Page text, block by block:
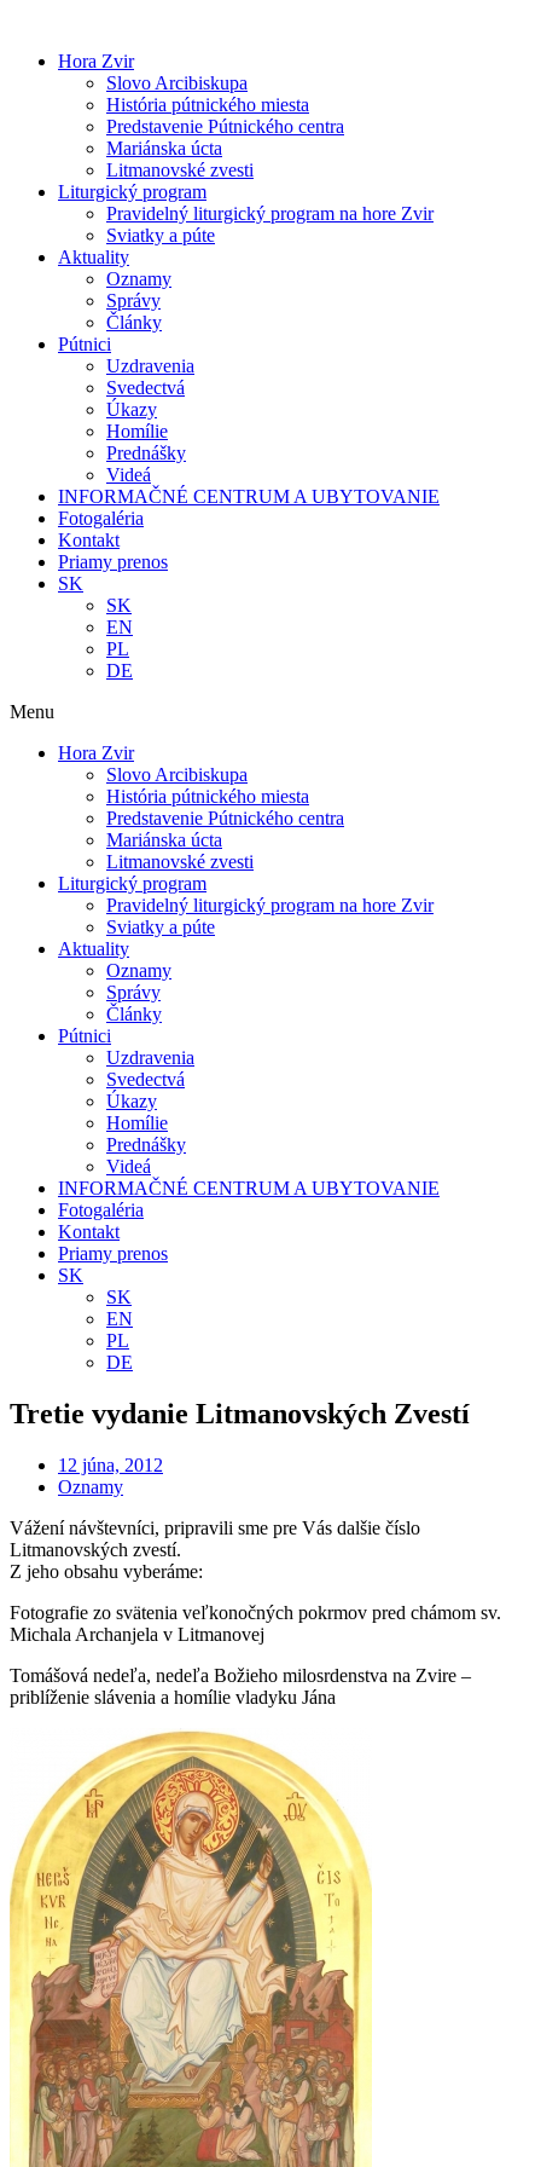
obsah
Hora Zvir
Slovo Arcibiskupa
História pútnického miesta
Predstavenie Pútnického centra
Mariánska úcta
Litmanovské zvesti
Liturgický program
Pravidelný liturgický program na hore Zvir
Sviatky a púte
Aktuality
Oznamy
Správy
Články
Pútnici
Uzdravenia
Svedectvá
Úkazy
Homílie
Prednášky
Videá
INFORMAČNÉ CENTRUM A UBYTOVANIE
Fotogaléria
Kontakt
Priamy prenos
SK
SK
EN
PL
DE
Menu
Hora Zvir
Slovo Arcibiskupa
História pútnického miesta
Predstavenie Pútnického centra
Mariánska úcta
Litmanovské zvesti
Liturgický program
Pravidelný liturgický program na hore Zvir
Sviatky a púte
Aktuality
Oznamy
Správy
Články
Pútnici
Uzdravenia
Svedectvá
Úkazy
Homílie
Prednášky
Videá
INFORMAČNÉ CENTRUM A UBYTOVANIE
Fotogaléria
Kontakt
Priamy prenos
SK
SK
EN
PL
DE
Tretie vydanie Litmanovských Zvestí
12 júna, 2012
Oznamy
Vážení návštevníci, pripravili sme pre Vás dalšie číslo
Litmanovských zvestí.
Z jeho obsahu vyberáme:
Fotografie zo svätenia veľkonočných pokrmov pred chámom sv.
Michala Archanjela v Litmanovej
Tomášová nedeľa, nedeľa Božieho milosrdenstva na Zvire –
priblíženie slávenia a homílie vladyku Jána